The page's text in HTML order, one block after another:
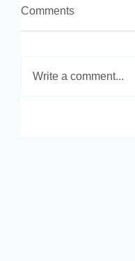
Comments
Write a comment...